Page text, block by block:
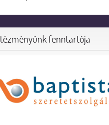
fenntartója